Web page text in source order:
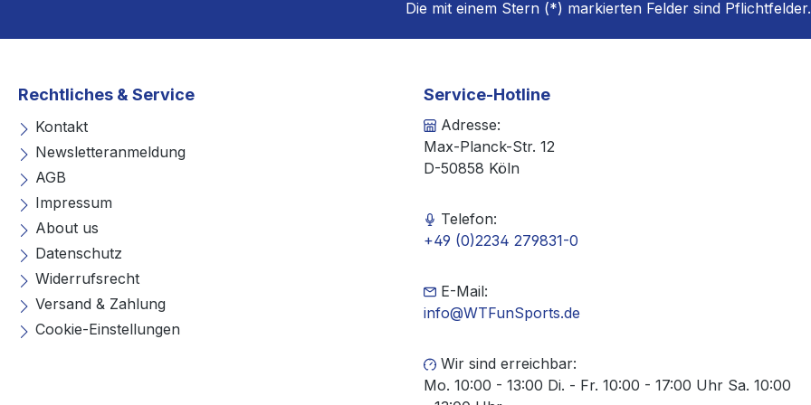
Die mit einem Stern (*) markierten Felder sind Pflichtfelder.
Rechtliches & Service
Kontakt
Newsletteranmeldung
AGB
Impressum
About us
Datenschutz
Widerrufsrecht
Versand & Zahlung
Cookie-Einstellungen
Service-Hotline
Adresse:
Max-Planck-Str. 12
D-50858 Köln
Telefon:
+49 (0)2234 279831-0
E-Mail:
info@WTFunSports.de
Wir sind erreichbar:
Mo. 10:00 - 13:00 Di. - Fr. 10:00 - 17:00 Uhr Sa. 10:00